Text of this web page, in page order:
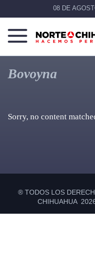
08 DE
Norte
Chihuahua
Más
que
noticias,
Bovoyna
Sorry, no content
® TODOS LOS
CHIHUAHUA